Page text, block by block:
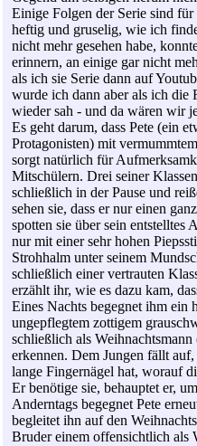
Einige Folgen der Serie sind
heftig und gruselig, wie ich
nicht mehr gesehen habe,
erinnern, an einige gar nicht
als ich sie Serie dann auf
wurde ich dann aber als ich die
wieder sah - und da wären wir
Es geht darum, dass Pete (ein
Protagonisten) mit
sorgt natürlich für
Mitschülern. Drei seiner
schließlich in der Pause und
sehen sie, dass er nur einen
spotten sie über sein entstelltes
nur mit einer sehr hohen
Strohhalm unter seinem
schließlich einer vertrauten
erzählt ihr, wie es dazu kam,
Eines Nachts begegnet ihm ein
ungepflegtem zottigem
schließlich als
erkennen. Dem Jungen fällt
lange Fingernägel hat, worauf
Er benötige sie, behauptet er,
Anderntags begegnet Pete
begleitet ihn auf den
Bruder einem offensichtlich als